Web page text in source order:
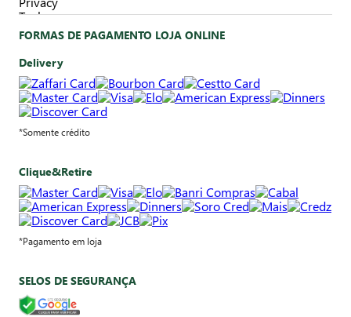
FORMAS DE PAGAMENTO LOJA ONLINE
Delivery
*Somente crédito
Clique&Retire
*Pagamento em loja
SELOS DE SEGURANÇA